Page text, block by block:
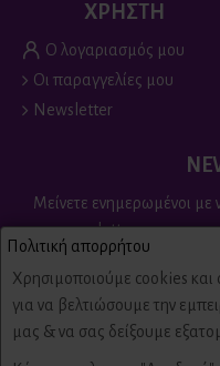
ΧΡΗΣΤΗ
Ο λογαριασμός μου
Οι παραγγελίες μου
Newsletter
Μείνετε ενημερωμένοι
στο newsletter
Πολιτική απορρήτου & όροι
Πολιτική απορρήτου
Χρησιμοποιούμε cookies και
για να βελτιώσουμε την
μας & να σας δείξουμε